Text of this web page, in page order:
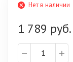
Нет в наличии
1 789 руб.